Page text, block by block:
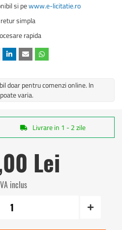
si pewww.e-licitatie.ro
simpla
rapida
doar pentru comenzi online. In
varia.
Livrare in 1 - 2 zile
Lei
inclus